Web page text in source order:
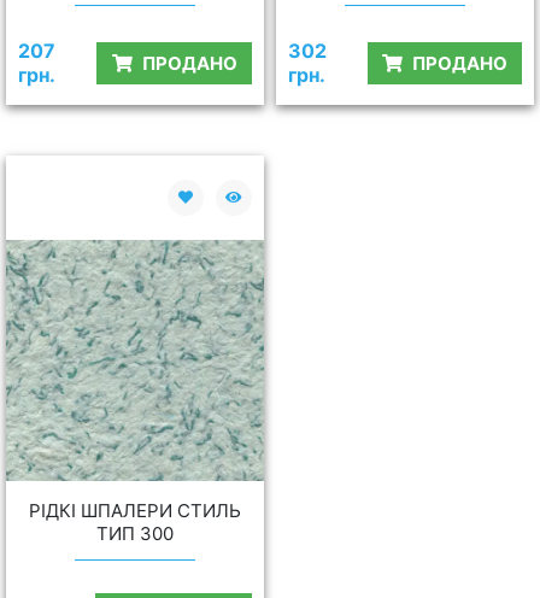
207
грн.
ПРОДАНО
302
грн.
ПРОДАНО
РІДКІ ШПАЛЕРИ СТИЛЬ
ТИП 300